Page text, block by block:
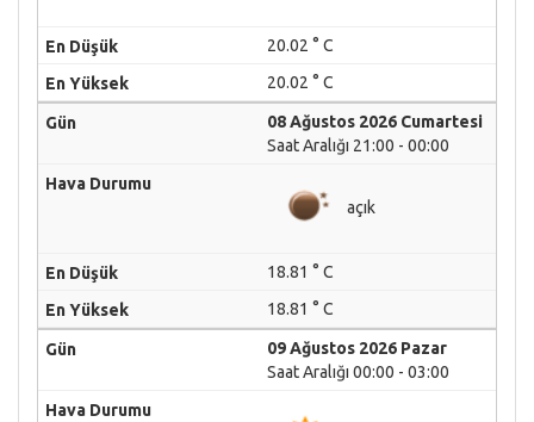
20.02 ° C
20.02 ° C
08 Ağustos 2026 Cumartesi
Saat Aralığı 21:00 - 00:00
açık
18.81 ° C
18.81 ° C
09 Ağustos 2026 Pazar
Saat Aralığı 00:00 - 03:00